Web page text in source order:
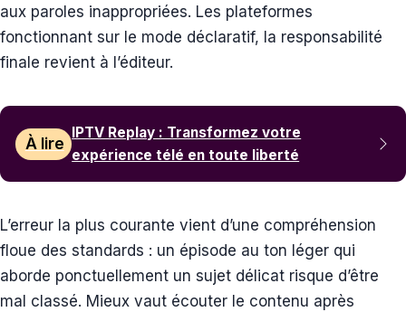
aux paroles inappropriées. Les plateformes
fonctionnant sur le mode déclaratif, la responsabilité
finale revient à l’éditeur.
À lire
IPTV Replay : Transformez votre
expérience télé en toute liberté
L’erreur la plus courante vient d’une compréhension
floue des standards : un épisode au ton léger qui
aborde ponctuellement un sujet délicat risque d’être
mal classé. Mieux vaut écouter le contenu après